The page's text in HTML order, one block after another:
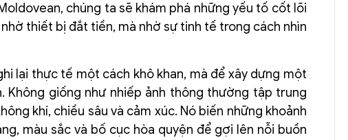
chúng ta sẽ khám phá những yếu tố cốt lõi
thiết bị đắt tiền, mà nhờ sự tinh tế trong cách nhìn
lại thực tế một cách khô khan, mà để xây dựng một
Không giống như nhiếp ảnh thông thường tập trung
khí, chiều sâu và cảm xúc. Nó biến những khoảnh
màu sắc và bố cục hòa quyện để gợi lên nỗi buồn